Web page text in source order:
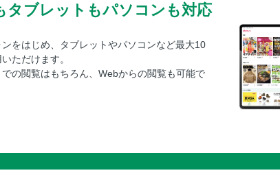
タブレットもパソコンも対応
ンをはじめ、タブレットやパソコンなど最大10
ただけます。
の閲覧はもちろん、Webからの閲覧も可能で